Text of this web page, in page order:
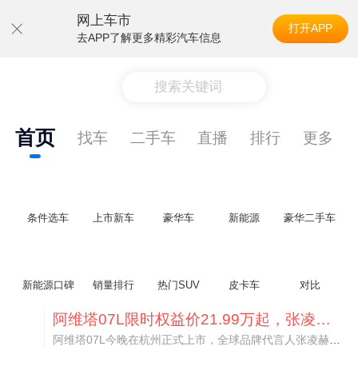
网上车市
去APP了解更多精彩汽车信息
打开APP
搜索关键词
首页 找车 二手车 直播 排行 更多
条件选车 上市新车 豪华车 新能源 豪华二手车
新能源口碑 销量排行 热门SUV 皮卡车 对比
阿维塔07L限时权益价21.99万起，张凌赫成首位车主
阿维塔07L今晚在杭州正式上市，全球品牌代言人张凌赫现场提车，成为这台车的第一位主人。三个版本：Elite纯电版22.99万，Max+后驱纯电版24.99万，Ultra三电机四驱版27.99万。